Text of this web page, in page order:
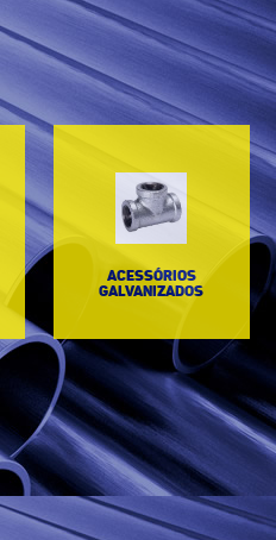
ACESSÓRIOS
GALVANIZADOS